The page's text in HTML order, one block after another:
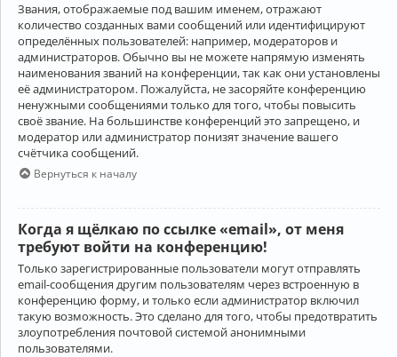
Звания, отображаемые под вашим именем, отражают
количество созданных вами сообщений или идентифицируют
определённых пользователей: например, модераторов и
администраторов. Обычно вы не можете напрямую изменять
наименования званий на конференции, так как они установлены
её администратором. Пожалуйста, не засоряйте конференцию
ненужными сообщениями только для того, чтобы повысить
своё звание. На большинстве конференций это запрещено, и
модератор или администратор понизят значение вашего
счётчика сообщений.
Вернуться к началу
Когда я щёлкаю по ссылке «email», от меня
требуют войти на конференцию!
Только зарегистрированные пользователи могут отправлять
email-сообщения другим пользователям через встроенную в
конференцию форму, и только если администратор включил
такую возможность. Это сделано для того, чтобы предотвратить
злоупотребления почтовой системой анонимными
пользователями.